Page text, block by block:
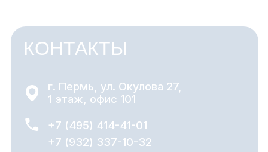
ПРОЕКТНАЯ ДЕЯТЕЛЬНОСТЬ
БИЗНЕС-ТУРЫ ПО
РОССИИ И ЗАРУБЕЖ
БЛОГ
КАРТА САЙТА